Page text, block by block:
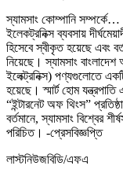
স্যামসাং কোম্পানি সম্পর্কে…
ইলেকট্রনিক্স ব্যবসায়
হিসেবে স্বীকৃত হয়েছে এবং
নিয়েছে। স্যামসাং
ইলেক্ট্রনিক্স) পণ্যগুলোতে
হয়েছে। স্মার্ট হোম
“ইন্টারনেট অফ থিংস”
বর্তমানে, স্যামসাং বিশ্বের
পরিচিত। -প্রেসবিজ্ঞপ্তি
লাস্টনিউজবিডি/এফএ